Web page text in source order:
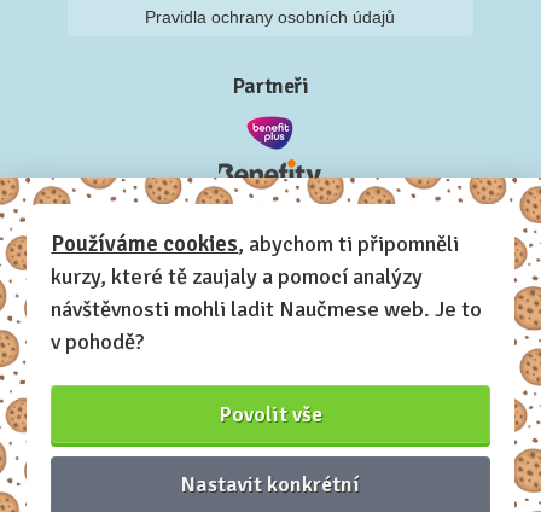
Pravidla ochrany osobních údajů
Partneři
Naučmese, 2012-2026.
Používáme cookies, abychom ti připomněli
kurzy, které tě zaujaly a pomocí analýzy
návštěvnosti mohli ladit Naučmese web. Je to
v pohodě?
Povolit vše
Nastavit konkrétní